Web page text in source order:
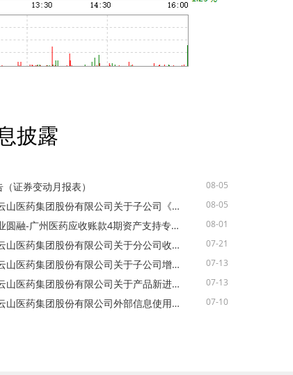
披露
（证券变动月报表） 08-05
• 广州白云山医药集团股份有限公司关于子公司《药品生产许可证》变更的公告 08-05
• 关于兴业圆融-广州医药应收账款4期资产支持专项计划清算的公告 08-01
• 广州白云山医药集团股份有限公司关于分公司收到澳门成药登记证书的公告 07-21
• 广州白云山医药集团股份有限公司关于子公司增资扩股事项预挂牌的提示性公告 07-13
• 广州白云山医药集团股份有限公司关于产品新进入和退出《国家基本药物目录》的公告 07-13
• 广州白云山医药集团股份有限公司外部信息使用人管理制度 07-10